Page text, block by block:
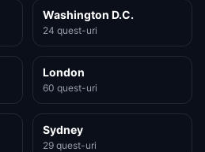
Washington D.C.
24 quest-uri
London
60 quest-uri
Sydney
29 quest-uri